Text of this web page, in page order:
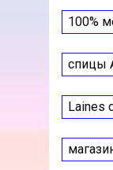
100%
спицы
Laines